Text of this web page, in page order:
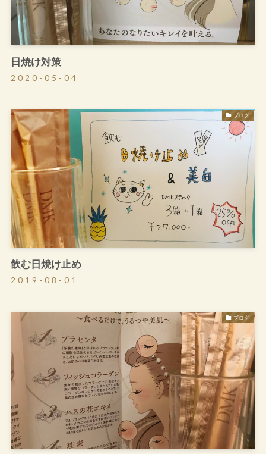
日焼け対策
2020-05-04
ブログ
飲む日焼け止め
2019-08-01
ブログ